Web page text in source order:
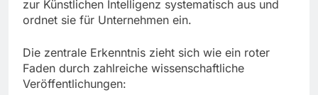
zur Künstlichen Intelligenz systematisch aus und
ordnet sie für Unternehmen ein.
Die zentrale Erkenntnis zieht sich wie ein roter
Faden durch zahlreiche wissenschaftliche
Veröffentlichungen: